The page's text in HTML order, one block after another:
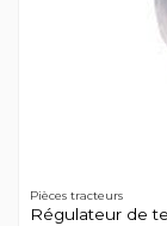
Pièces tracteurs
Régulateur de